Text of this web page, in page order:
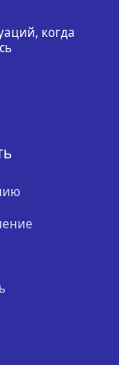
когда